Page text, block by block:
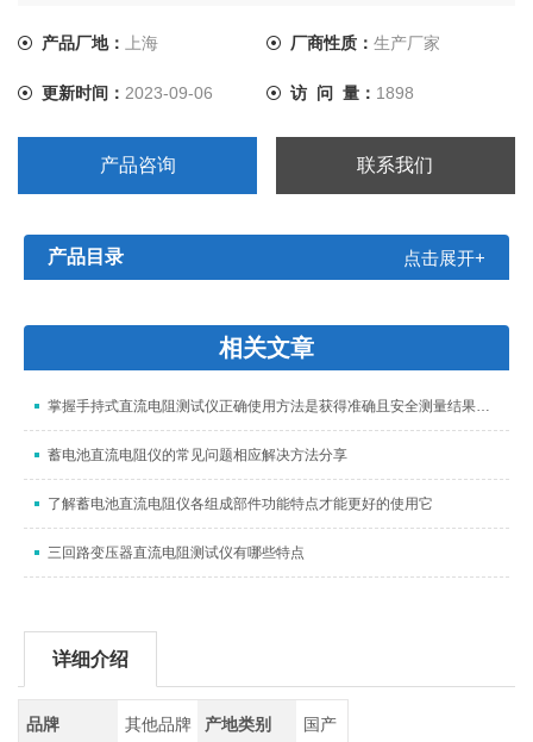
合金变压器，由于低压线圈采用铜箔绕制，电阻值极低，对
产品厂地：上海 厂商性质： 生产厂家
更新时间：2023-09-06 访 问 量： 1898
产品咨询 联系我们
产品目录 点击展开+
相关文章
掌握手持式直流电阻测试仪正确使用方法是获得准确且安全测量结果的关键
蓄电池直流电阻仪的常见问题相应解决方法分享
了解蓄电池直流电阻仪各组成部件功能特点才能更好的使用它
三回路变压器直流电阻测试仪有哪些特点
详细介绍
品牌 其他品牌 产地类别 国产